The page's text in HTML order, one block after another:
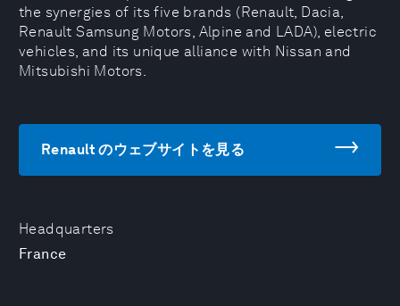
Headquarters
France
the synergies of its five brands (Renault, Dacia,
Renault Samsung Motors, Alpine and LADA), electric
vehicles, and its unique alliance with Nissan and
Mitsubishi Motors.
Renault のウェブサイトを見る